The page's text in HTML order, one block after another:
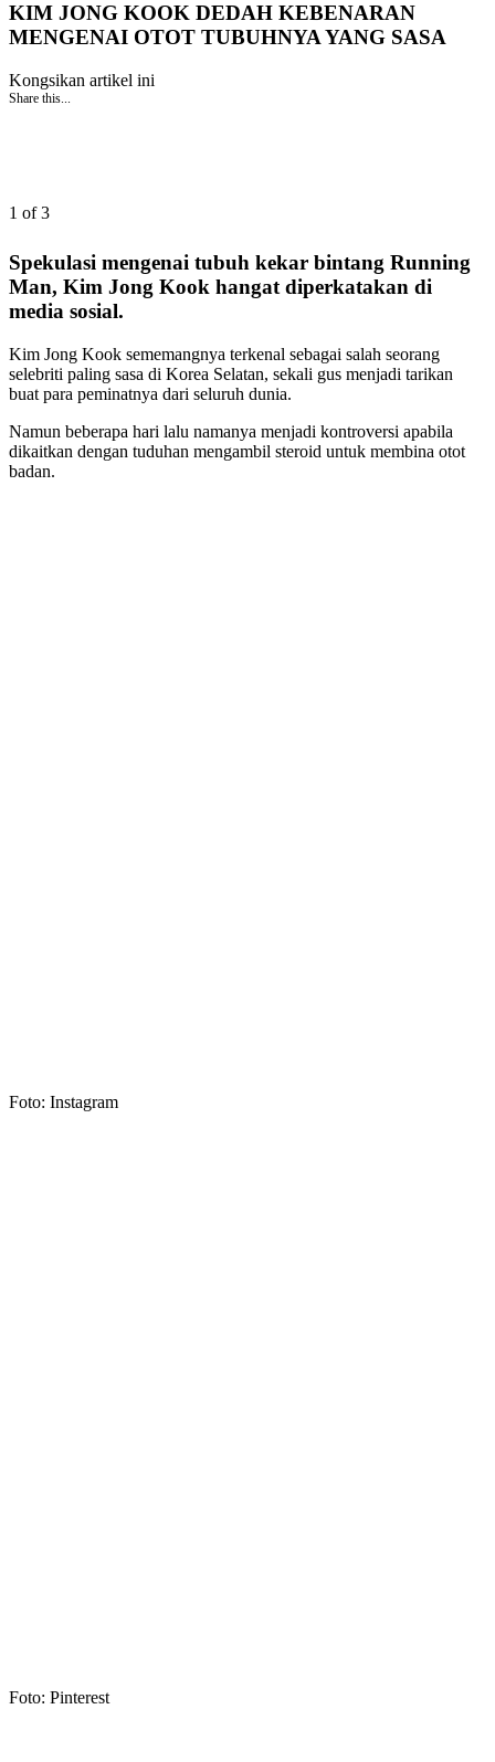
KIM JONG KOOK DEDAH KEBENARAN
MENGENAI OTOT TUBUHNYA YANG SASA
Kongsikan artikel ini
Share this...
1 of 3
Spekulasi mengenai tubuh kekar bintang Running
Man, Kim Jong Kook hangat diperkatakan di
media sosial.
Kim Jong Kook sememangnya terkenal sebagai salah seorang
selebriti paling sasa di Korea Selatan, sekali gus menjadi tarikan
buat para peminatnya dari seluruh dunia.
Namun beberapa hari lalu namanya menjadi kontroversi apabila
dikaitkan dengan tuduhan mengambil steroid untuk membina otot
badan.
Foto: Instagram
Foto: Pinterest